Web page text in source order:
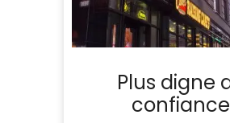
Plus digne
confiance